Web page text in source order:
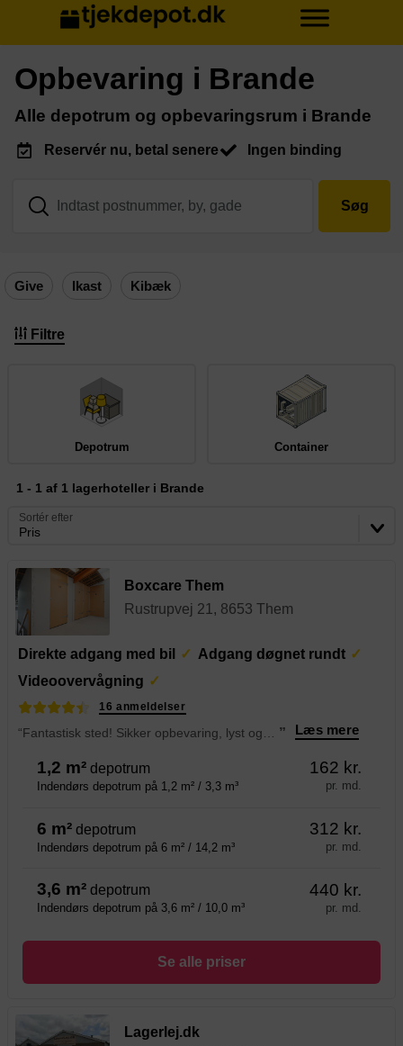
Opbevaring i Brande
Alle depotrum og opbevaringsrum i Brande
Reservér nu, betal senere Ingen binding
Søg
Give Ikast Kibæk
Filtre
Depotrum Container
1 - 1 af 1 lagerhoteller i Brande
Pris
Sortér efter
Boxcare Them
Rustrupvej 21, 8653 Them
Direkte adgang med bil
Adgang døgnet rundt
Videoovervågning
16 anmeldelser
” Læs mere
1,2 m² depotrum
Indendørs depotrum på 1,2 m² / 3,3 m³
162 kr.
pr. md.
6 m² depotrum
Indendørs depotrum på 6 m² / 14,2 m³
312 kr.
pr. md.
3,6 m² depotrum
Indendørs depotrum på 3,6 m² / 10,0 m³
440 kr.
pr. md.
Se alle priser
Lagerlej.dk